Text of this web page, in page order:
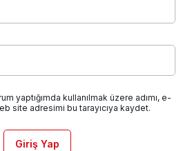
yaptığımda kullanılmak üzere adımı, e-
site adresimi bu tarayıcıya kaydet.
Giriş Yap